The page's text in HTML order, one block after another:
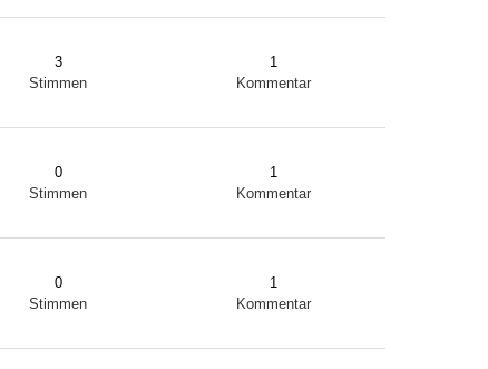
3
Stimmen
1
Kommentar
0
Stimmen
1
Kommentar
0
Stimmen
1
Kommentar